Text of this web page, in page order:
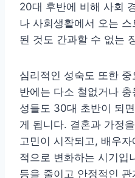
20대 후반에 비해 사회
나 사회생활에서 오는
된 것도 간과할 수 없는
심리적인 성숙도 또한
반에는 다소 철없거나
성들도 30대 초반이 되
게 됩니다. 결혼과 가정
고민이 시작되고, 배우
적으로 변화하는 시기입
등을 줄이고 안정적인